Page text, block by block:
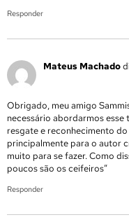
Responder
Mateus Machado
Obrigado, meu amigo
necessário abordarmos esse
resgate e reconhecimento
principalmente para o autor
muito para se fazer. Como
poucos são os ceifeiros”
Responder